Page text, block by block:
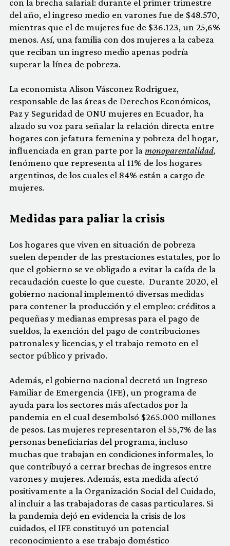
con la brecha salarial: durante el primer trimestre
del año, el ingreso medio en varones fue de $48.570,
mientras que el de mujeres fue de $36.123, un 25,6%
menos. Así, una familia con dos mujeres a la cabeza
que reciban un ingreso medio apenas podría
superar la línea de pobreza.
La economista Alison Vásconez Rodriguez,
responsable de las áreas de Derechos Económicos,
Paz y Seguridad de ONU mujeres en Ecuador, ha
alzado su voz para señalar la relación directa entre
hogares con jefatura femenina y pobreza del hogar,
influenciada en gran parte por la monoparentalidad,
fenómeno que representa al 11% de los hogares
argentinos, de los cuales el 84% están a cargo de
mujeres.
Medidas para paliar la crisis
Los hogares que viven en situación de pobreza
suelen depender de las prestaciones estatales, por lo
que el gobierno se ve obligado a evitar la caída de la
recaudación cueste lo que cueste. Durante 2020, el
gobierno nacional implementó diversas medidas
para contener la producción y el empleo: créditos a
pequeñas y medianas empresas para el pago de
sueldos, la exención del pago de contribuciones
patronales y licencias, y el trabajo remoto en el
sector público y privado.
Además, el gobierno nacional decretó un Ingreso
Familiar de Emergencia (IFE), un programa de
ayuda para los sectores más afectados por la
pandemia en el cual desembolsó $265.000 millones
de pesos. Las mujeres representaron el 55,7% de las
personas beneficiarias del programa, incluso
muchas que trabajan en condiciones informales, lo
que contribuyó a cerrar brechas de ingresos entre
varones y mujeres. Además, esta medida afectó
positivamente a la Organización Social del Cuidado,
al incluir a las trabajadoras de casas particulares. Si
la pandemia dejó en evidencia la crisis de los
cuidados, el IFE constituyó un potencial
reconocimiento a ese trabajo doméstico